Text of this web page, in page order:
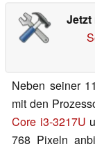
Jetzt
Neben seiner
mit den
Core i3-3217U
768 Pixeln